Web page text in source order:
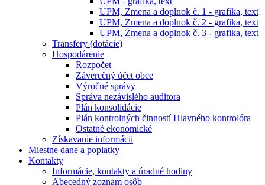
UPM, Zmena a doplnok č. 1 - grafika, text
UPM, Zmena a doplnok č. 2 - grafika, text
UPM, Zmena a doplnok č. 3 - grafika, text
Transfery (dotácie)
Hospodárenie
Rozpočet
Záverečný účet obce
Výročné správy
Správa nezávislého auditora
Plán konsolidácie
Plán kontrolných činností Hlavného kontrolóra
Ostatné ekonomické
Získavanie informácii
Miestne dane a poplatky
Kontakty
Informácie, kontakty a úradné hodiny
Abecedný zoznam osôb